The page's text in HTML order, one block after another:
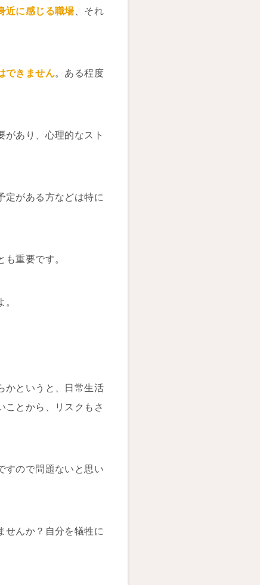
近に感じる職場、それ
できません。ある程度
があり、心理的なスト
定がある方などは特に
重要です。
かというと、日常生活
ことから、リスクもさ
すので問題ないと思い
せんか？自分を犠牲に